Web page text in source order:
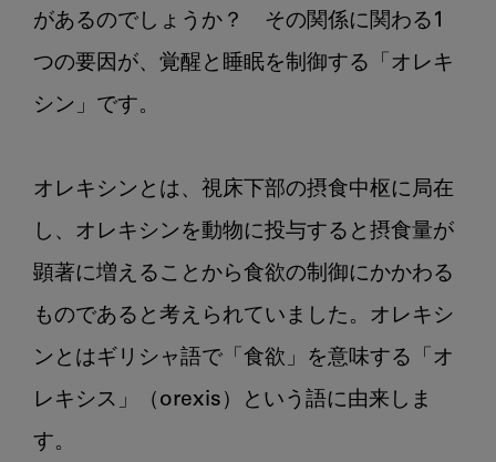
関
係
があるのでしょうか？　その関係に関わる1
つの要因が、覚醒と睡眠を制御する「オレキ
シン」です。
オレキシンとは、視床下部の摂食中枢に局在
し、オレキシンを動物に投与すると摂食量が
顕著に増えることから食欲の制御にかかわる
ものであると考えられていました。オレキシ
ンとはギリシャ語で「食欲」を意味する「オ
レキシス」（orexis）という語に由来しま
す。